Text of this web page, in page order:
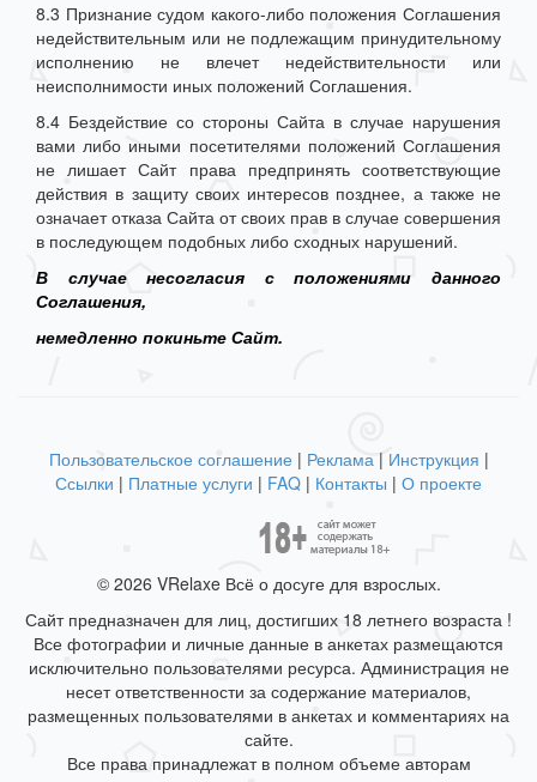
8.3 Признание судом какого-либо положения Соглашения
недействительным или не подлежащим принудительному
исполнению не влечет недействительности или
неисполнимости иных положений Соглашения.
8.4 Бездействие со стороны Сайта в случае нарушения
вами либо иными посетителями положений Соглашения
не лишает Сайт права предпринять соответствующие
действия в защиту своих интересов позднее, а также не
означает отказа Сайта от своих прав в случае совершения
в последующем подобных либо сходных нарушений.
В случае несогласия с положениями данного
Соглашения,
немедленно покиньте Сайт.
Пользовательское соглашение | Реклама| Инструкция |
Ссылки | Платные услуги | FAQ | Контакты | О проекте
© 2026 VRelaxe Всё о досуге для взрослых.
Сайт предназначен для лиц, достигших 18 летнего возраста !
Все фотографии и личные данные в анкетах размещаются
исключительно пользователями ресурса. Администрация не
несет ответственности за содержание материалов,
размещенных пользователями в анкетах и комментариях на
сайте.
Все права принадлежат в полном объеме авторам